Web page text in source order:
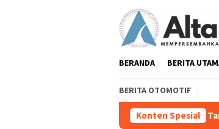
BERANDA BERITA
BERITA OTOMOTIF
Konten Spesial
Lurah Tanjung Agung Raya